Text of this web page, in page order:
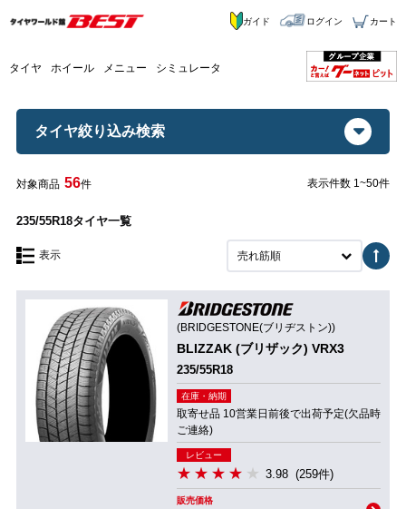
タイヤ ホイール メニュー シミュレータ
ガイド ログイン カート
タイヤ絞り込み検索
対象商品 56件 表示件数 1~50件
235/55R18タイヤ一覧
表示 売れ筋順
(BRIDGESTONE(ブリヂストン))
BLIZZAK (ブリザック) VRX3
235/55R18
在庫・納期
取寄せ品 10営業日前後で出荷予定(欠品時
ご連絡)
レビュー
3.98 (259件)
販売価格